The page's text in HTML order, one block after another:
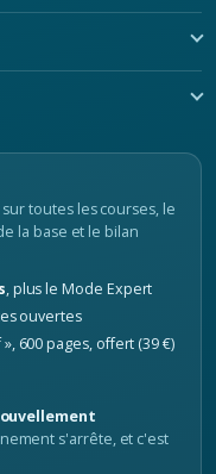
sur toutes les courses, le
la base et le bilan
, plus le Mode Expert
ouvertes
600 pages, offert (39 €)
s'arrête, et c'est